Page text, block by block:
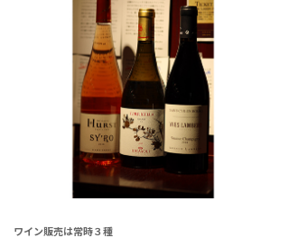
ワイン販売は常時３種